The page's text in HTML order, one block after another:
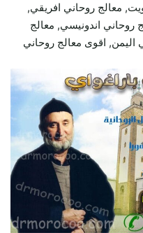
معالج روحاني افريقي,
روحاني اندونيسي, معالج
اليمن, اقوى معالج روحاني